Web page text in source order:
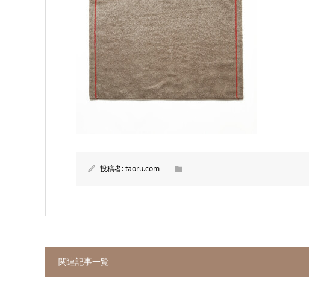
投稿者:taoru.com
関連記事一覧